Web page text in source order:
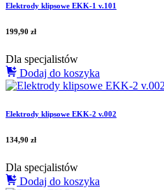
Elektrody klipsowe EKK-1 v.101
199,90 zł
Dla specjalistów
Dodaj do koszyka
Elektrody klipsowe EKK-2 v.002
134,90 zł
Dla specjalistów
Dodaj do koszyka